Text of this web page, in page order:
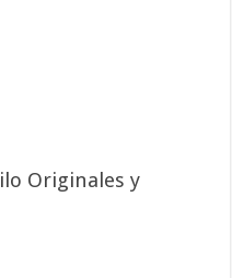
Originales y